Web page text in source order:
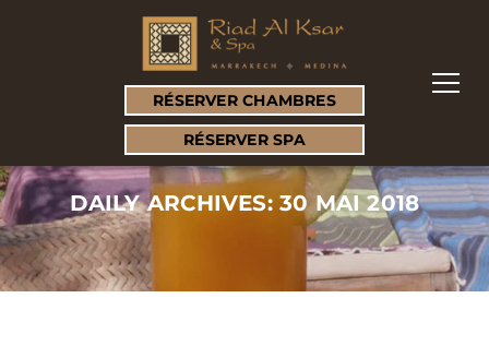
RÉSERVER CHAMBRES
RÉSERVER SPA
DAILY ARCHIVES: 30 MAI 2018